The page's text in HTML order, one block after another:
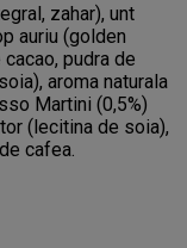
zahar), unt
auriu (golden
pudra de
aroma naturala
Martini (0,5%)
(lecitina de soia),
cafea.